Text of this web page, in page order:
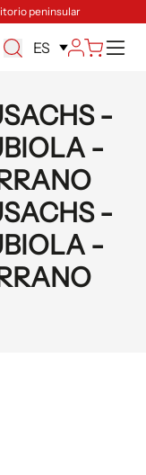
peninsular
ES
-
-
-
-